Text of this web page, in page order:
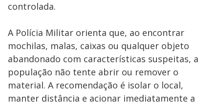
controlada.
A Polícia Militar orienta que, ao encontrar
mochilas, malas, caixas ou qualquer objeto
abandonado com características suspeitas, a
população não tente abrir ou remover o
material. A recomendação é isolar o local,
manter distância e acionar imediatamente a